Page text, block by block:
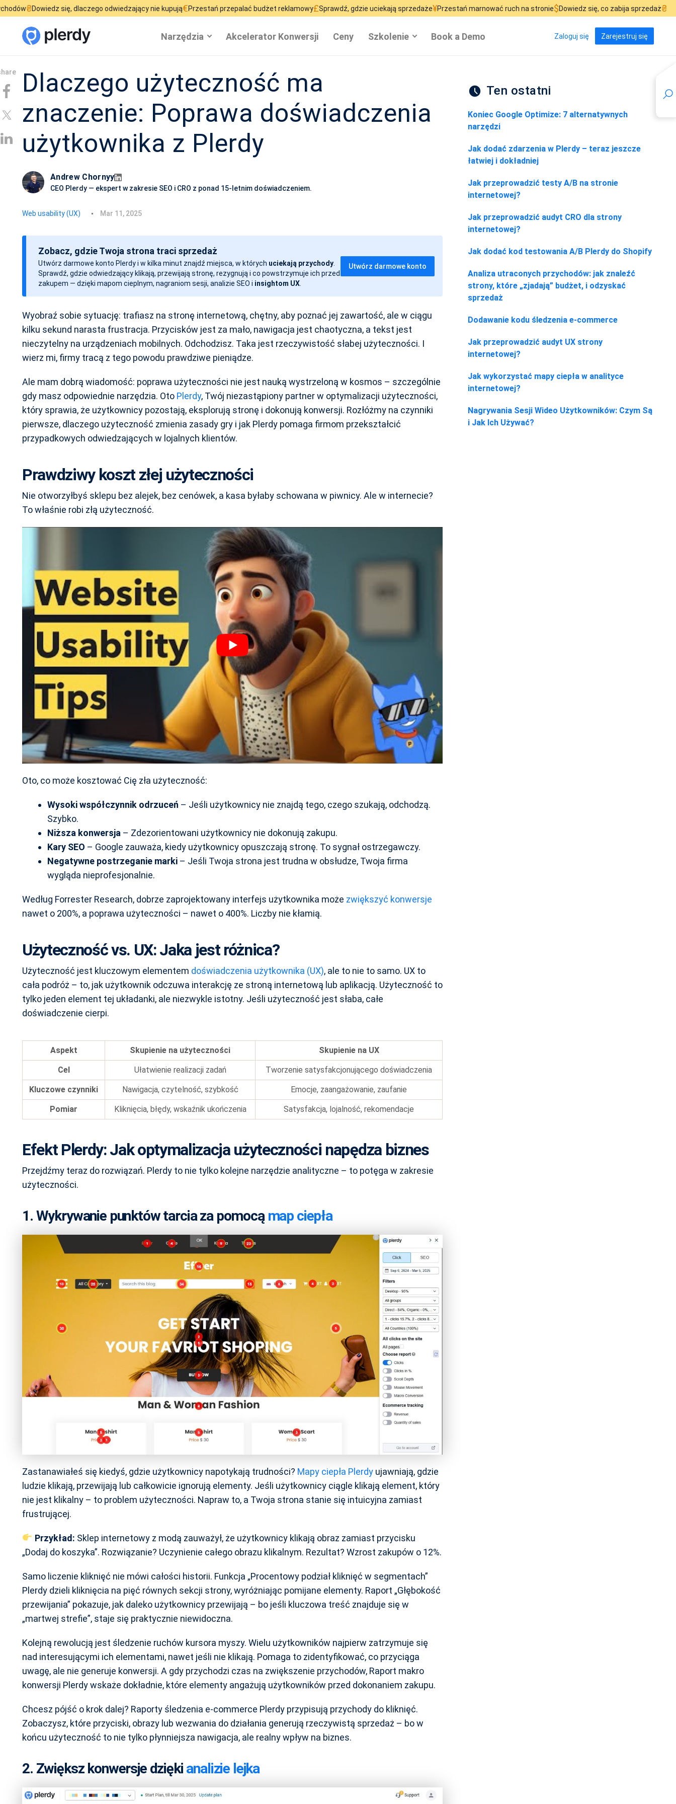
się, dlaczego odwiedzający nie kupują€Przestań przepalać budżet reklamowy£Sprawdź, gdzie uciekają sprzedaże¥Przestań marnować ruch na stronie$Dowiedz się, co zabija sprzedaż₴ Zobacz,
Narzędzia Akcelerator Konwersji Ceny Szkolenie Book a Demo Zaloguj się Zarejestruj się
Dlaczego użyteczność ma
znaczenie: Poprawa doświadczenia
użytkownika z Plerdy
Andrew Chornyy
CEO Plerdy — ekspert w zakresie SEO i CRO z ponad 15-letnim doświadczeniem.
Web usability (UX)
D
a
w
p
u
Mar 11, 2025
Zobacz, gdzie Twoja strona traci sprzedaż
Utwórz darmowe konto Plerdy i w kilka minut znajdź miejsca, w których uciekają przychody
Sprawdź, gdzie odwiedzający klikają, przewijają stronę, rezygnują i co powstrzymuje ich przed
zakupem — dzięki mapom cieplnym, nagraniom sesji, analizie SEO i insightom UX
Utwórz darmowe konto
Wyobraź sobie sytuację: trafiasz na stronę internetową, chętny, aby poznać jej zawartość, ale w ciągu
kilku sekund narasta frustracja. Przycisków jest za mało, nawigacja jest chaotyczna, a tekst jest
nieczytelny na urządzeniach mobilnych. Odchodzisz. Taka jest rzeczywistość słabej użyteczności. I
wierz mi, firmy tracą z tego powodu prawdziwe pieniądze.
Ale mam dobrą wiadomość: poprawa użyteczności nie jest nauką wystrzeloną w kosmos – szczególnie
gdy masz odpowiednie narzędzia. Oto Plerdy, Twój niezastąpiony partner w optymalizacji użyteczności,
który sprawia, że użytkownicy pozostają, eksplorują stronę i dokonują konwersji. Rozłóżmy na czynniki
pierwsze, dlaczego użyteczność zmienia zasady gry i jak Plerdy pomaga firmom przekształcić
przypadkowych odwiedzających w lojalnych klientów.
Prawdziwy koszt złej użyteczności
Nie otworzyłbyś sklepu bez alejek, bez cenówek, a kasa byłaby schowana w piwnicy. Ale w internecie?
To właśnie robi złą użyteczność.
Oto, co może kosztować Cię zła użyteczność:
Wysoki współczynnik odrzuceń – Jeśli użytkownicy nie znajdą tego, czego szukają, odchodzą.
Szybko.
Niższa konwersja – Zdezorientowani użytkownicy nie dokonują zakupu.
Kary SEO – Google zauważa, kiedy użytkownicy opuszczają stronę. To sygnał ostrzegawczy.
Negatywne postrzeganie marki – Jeśli Twoja strona jest trudna w obsłudze, Twoja firma
wygląda nieprofesjonalnie.
Według Forrester Research, dobrze zaprojektowany interfejs użytkownika może zwiększyć konwersje
nawet o 200%, a poprawa użyteczności – nawet o 400%. Liczby nie kłamią.
Użyteczność vs. UX: Jaka jest różnica?
Użyteczność jest kluczowym elementem doświadczenia użytkownika (UX), ale to nie to samo. UX to
cała podróż – to, jak użytkownik odczuwa interakcję ze stroną internetową lub aplikacją. Użyteczność to
tylko jeden element tej układanki, ale niezwykle istotny. Jeśli użyteczność jest słaba, całe
doświadczenie cierpi.
Aspekt Skupienie na użyteczności Skupienie na UX
Cel Ułatwienie realizacji zadań Tworzenie satysfakcjonującego doświadczenia
Kluczowe czynniki Nawigacja, czytelność, szybkość Emocje, zaangażowanie, zaufanie
Pomiar Kliknięcia, błędy, wskaźnik ukończenia Satysfakcja, lojalność, rekomendacje
Efekt Plerdy: Jak optymalizacja użyteczności napędza biznes
Przejdźmy teraz do rozwiązań. Plerdy to nie tylko kolejne narzędzie analityczne – to potęga w zakresie
użyteczności.
1. Wykrywanie punktów tarcia za pomocą map ciepła
Zastanawiałeś się kiedyś, gdzie użytkownicy napotykają trudności? Mapy ciepła Plerdy ujawniają, gdzie
ludzie klikają, przewijają lub całkowicie ignorują elementy. Jeśli użytkownicy ciągle klikają element, który
nie jest klikalny – to problem użyteczności. Napraw to, a Twoja strona stanie się intuicyjna zamiast
frustrującej.
Przykład: Sklep internetowy z modą zauważył, że użytkownicy klikają obraz zamiast przycisku
„Dodaj do koszyka”. Rozwiązanie? Uczynienie całego obrazu klikalnym. Rezultat? Wzrost zakupów o 12%.
Samo liczenie kliknięć nie mówi całości historii. Funkcja „Procentowy podział kliknięć w segmentach”
Plerdy dzieli kliknięcia na pięć równych sekcji strony, wyróżniając pomijane elementy. Raport „Głębokość
przewijania” pokazuje, jak daleko użytkownicy przewijają – bo jeśli kluczowa treść znajduje się w
„martwej strefie”, staje się praktycznie niewidoczna.
Kolejną rewolucją jest śledzenie ruchów kursora myszy. Wielu użytkowników najpierw zatrzymuje się
nad interesującymi ich elementami, nawet jeśli nie klikają. Pomaga to zidentyfikować, co przyciąga
uwagę, ale nie generuje konwersji. A gdy przychodzi czas na zwiększenie przychodów, Raport makro
konwersji Plerdy wskaże dokładnie, które elementy angażują użytkowników przed dokonaniem zakupu.
Chcesz pójść o krok dalej? Raporty śledzenia e-commerce Plerdy przypisują przychody do kliknięć.
Zobaczysz, które przyciski, obrazy lub wezwania do działania generują rzeczywistą sprzedaż – bo w
końcu użyteczność to nie tylko płynniejsza nawigacja, ale realny wpływ na biznes.
2. Zwiększ konwersje dzięki analizie lejka
Ten ostatni
Koniec Google Optimize: 7 alternatywnych
narzędzi
Jak dodać zdarzenia w Plerdy – teraz jeszcze
łatwiej i dokładniej
Jak przeprowadzić testy A/B na stronie
internetowej?
Jak przeprowadzić audyt CRO dla strony
internetowej?
Jak dodać kod testowania A/B Plerdy do Shopify
Analiza utraconych przychodów: jak znaleźć
strony, które „zjadają” budżet, i odzyskać
sprzedaż
Dodawanie kodu śledzenia e-commerce
Jak przeprowadzić audyt UX strony
internetowej?
Jak wykorzystać mapy ciepła w analityce
internetowej?
Nagrywania Sesji Wideo Użytkowników: Czym Są
i Jak Ich Używać?